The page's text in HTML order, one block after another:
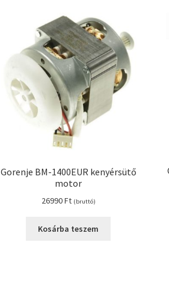
Gorenje BM-1400EUR kenyérsütő
motor
26990Ft (bruttó)
Kosárba teszem